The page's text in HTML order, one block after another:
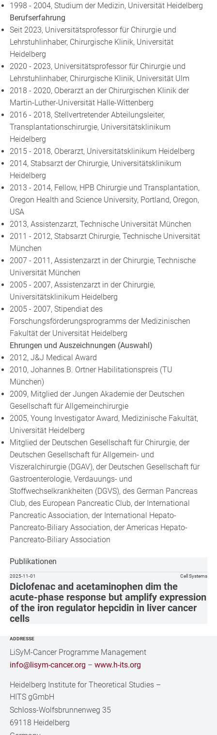
1998 - 2004, Studium der Medizin, Universität Heidelberg
Berufserfahrung
Seit 2023, Universitätsprofessor für Chirurgie und
Lehrstuhlinhaber, Chirurgische Klinik, Universität
Heidelberg
2020 - 2023, Universitätsprofessor für Chirurgie und
Lehrstuhlinhaber, Chirurgische Klinik, Universität Ulm
2018 - 2020, Oberarzt an der Chirurgischen Klinik der
Martin-Luther-Universität Halle-Wittenberg
2016 - 2018, Stellvertretender Abteilungsleiter,
Transplantationschirurgie, Universitätsklinikum
Heidelberg
2015 - 2018, Oberarzt, Universitätsklinikum Heidelberg
2014, Stabsarzt der Chirurgie, Universitätsklinikum
Heidelberg
2013 - 2014, Fellow, HPB Chirurgie und Transplantation,
Oregon Health and Science University, Portland, Oregon,
USA
2013, Assistenzarzt, Technische Universität München
2011 - 2012, Stabsarzt Chirurgie, Technische Universität
München
2007 - 2011, Assistenzarzt in der Chirurgie, Technische
Universität München
2005 - 2007, Assistenzarzt in der Chirurgie,
Universitätsklinikum Heidelberg
2005 - 2007, Stipendiat des
Forschungsförderungsprogramms der Medizinischen
Fakultät der Universität Heidelberg
Ehrungen und Auszeichnungen (Auswahl)
2012, J&J Medical Award
2010, Johannes B. Ortner Habilitationspreis (TU
München)
2009, Mitglied der Jungen Akademie der Deutschen
Gesellschaft für Allgemeinchirurgie
2005, Young Investigator Award, Medizinische Fakultät,
Universität Heidelberg
Mitglied der Deutschen Gesellschaft für Chirurgie, der
Deutschen Gesellschaft für Allgemein- und
Viszeralchirurgie (DGAV), der Deutschen Gesellschaft für
Gastroenterologie, Verdauungs- und
Stoffwechselkrankheiten (DGVS), des German Pancreas
Club, des European Pancreatic Club, der International
Pancreatic Association, der International Hepato-
Pancreato-Biliary Association, der Americas Hepato-
Pancreato-Biliary Association
Publikationen
Diclofenac and acetaminophen dim the
acute-phase response but amplify expression
of the iron regulator hepcidin in liver cancer
cells
2025-11-01 Cell Systems
ADDRESSE
LiSyM-Cancer Programme Management
info@lisym-cancer.org –www.h-its.org
Heidelberg Institute for Theoretical Studies –
HITS gGmbH
Schloss-Wolfsbrunnenweg 35
69118 Heidelberg